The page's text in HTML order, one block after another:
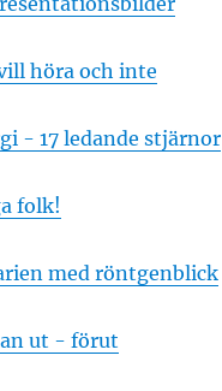
höra och inte
- 17 ledande stjärnor
folk!
med röntgenblick
ut - förut